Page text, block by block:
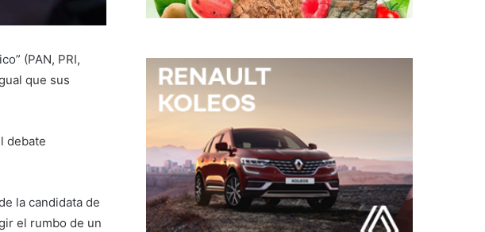
(PAN, PRI,
que sus
debate
la candidata de
el rumbo de un